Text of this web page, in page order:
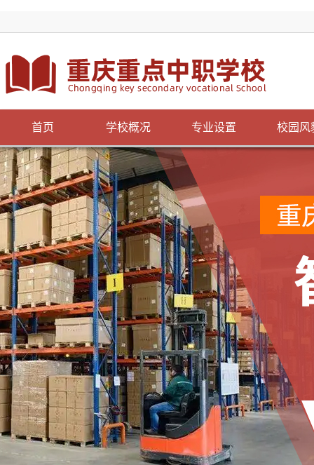
首页 学校概况 专业设置 校园风